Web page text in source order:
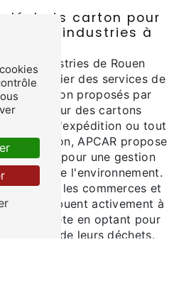
déchets carton pour
et industries à
et industries de Rouen
bénéficier des services de
carton proposés par
ce soit pour des cartons
cartons d'expédition ou tout
carton, APCAR propose
mesure pour une gestion
de l'environnement.
APCAR, les commerces et
contribuent activement à
de la planète en optant pour
de leurs déchets.